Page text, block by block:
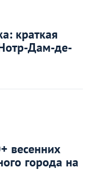
краткая
Дам-де-
весенних
города на